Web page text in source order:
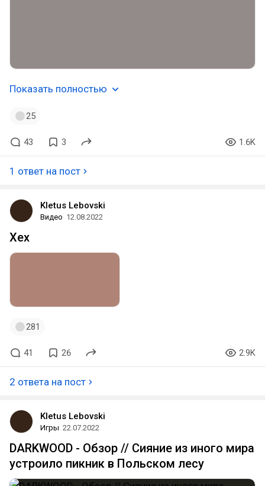
Показать полностью
25
43 3 1.6K
1 ответ на пост
Kletus Lebovski
Видео 12.08.2022
Хех
281
41 26 2.9K
2 ответа на пост
Kletus Lebovski
Игры 22.07.2022
DARKWOOD - Обзор // Сияние из иного мира
устроило пикник в Польском лесу